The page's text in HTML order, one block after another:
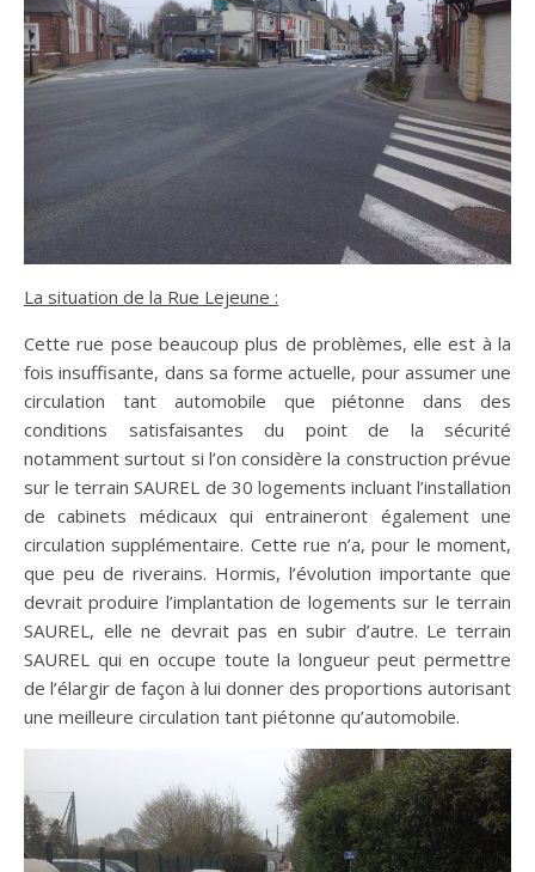
La situation de la Rue Lejeune :
Cette rue pose beaucoup plus de problèmes, elle est à la
fois insuffisante, dans sa forme actuelle, pour assumer une
circulation tant automobile que piétonne dans des
conditions satisfaisantes du point de la sécurité
notamment surtout si l’on considère la construction prévue
sur le terrain SAUREL de 30 logements incluant l’installation
de cabinets médicaux qui entraineront également une
circulation supplémentaire. Cette rue n’a, pour le moment,
que peu de riverains. Hormis, l’évolution importante que
devrait produire l’implantation de logements sur le terrain
SAUREL, elle ne devrait pas en subir d’autre. Le terrain
SAUREL qui en occupe toute la longueur peut permettre
de l’élargir de façon à lui donner des proportions autorisant
une meilleure circulation tant piétonne qu’automobile.